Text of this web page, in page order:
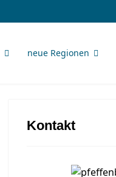
neue Regionen
Kontakt